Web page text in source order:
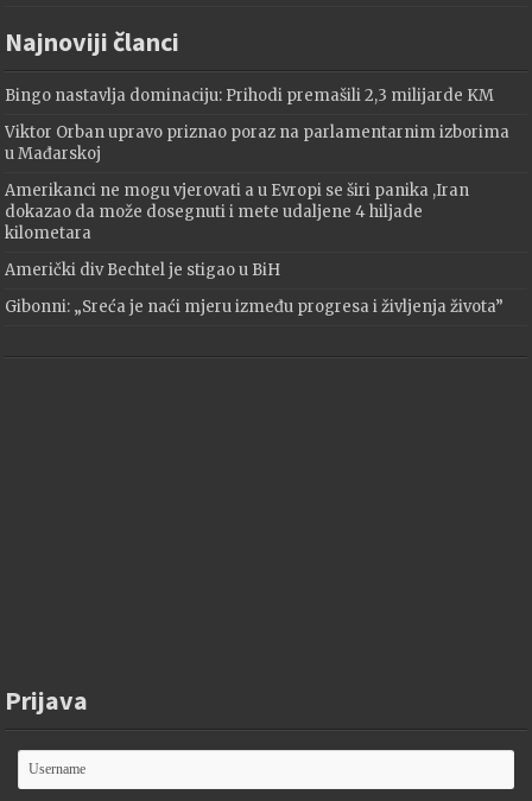
Najnoviji članci
Bingo nastavlja dominaciju: Prihodi premašili 2,3 milijarde KM
Viktor Orban upravo priznao poraz na parlamentarnim izborima
u Mađarskoj
Amerikanci ne mogu vjerovati a u Evropi se širi panika ,Iran
dokazao da može dosegnuti i mete udaljene 4 hiljade
kilometara
Američki div Bechtel je stigao u BiH
Gibonni: „Sreća je naći mjeru između progresa i življenja života”
Prijava